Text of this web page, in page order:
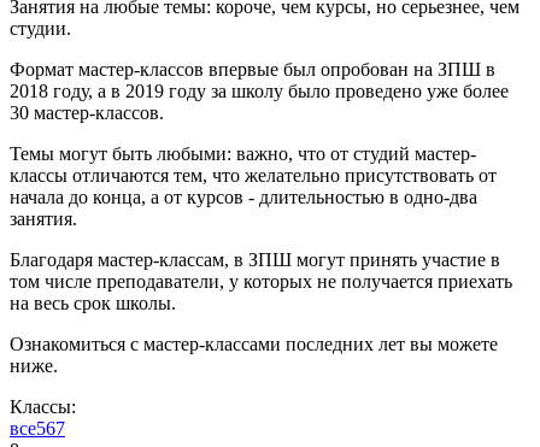
Занятия на любые темы: короче, чем курсы, но серьезнее, чем
студии.
Формат мастер-классов впервые был опробован на ЗПШ в
2018 году, а в 2019 году за школу было проведено уже более
30 мастер-классов.
Темы могут быть любыми: важно, что от студий мастер-
классы отличаются тем, что желательно присутствовать от
начала до конца, а от курсов - длительностью в одно-два
занятия.
Благодаря мастер-классам, в ЗПШ могут принять участие в
том числе преподаватели, у которых не получается приехать
на весь срок школы.
Ознакомиться с мастер-классами последних лет вы можете
ниже.
Классы:
все567